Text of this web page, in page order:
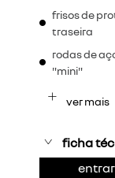
frisos de
traseira
rodas de
"mini"
ver mais
ficha